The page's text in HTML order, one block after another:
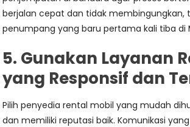
berjalan cepat dan tidak membingungkan,
penumpang yang baru pertama kali tiba di
5. Gunakan Layanan
yang Responsif dan
Pilih penyedia rental mobil yang mudah
dan memiliki reputasi baik. Komunikasi